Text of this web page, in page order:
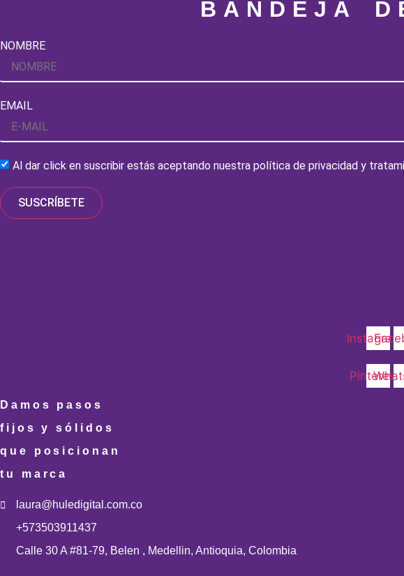
BANDEJA
NOMBRE
EMAIL
Al dar click en suscribir estás aceptando nuestra política de privacidad y
SUSCRÍBETE
Instagram
Pinterest
Damos pasos
fijos y sólidos
que posicionan
tu marca
laura@huledigital.com.co
+573503911437
Calle 30 A #81-79, Belen , Medellin, Antioquia, Colombia